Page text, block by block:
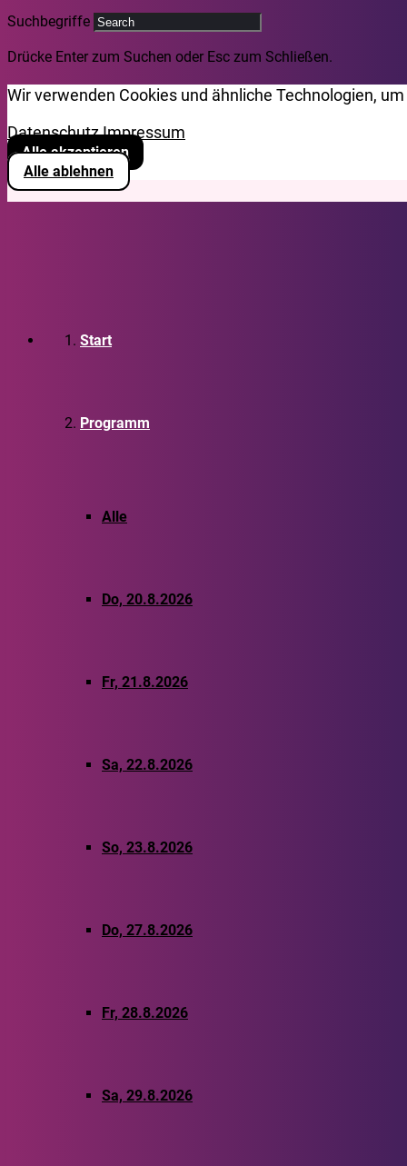
Suchbegriffe
Drücke Enter zum Suchen oder Esc zum Schließen.
Wir verwenden Cookies und ähnliche Technologien,
DatenschutzImpressum
Alle akzeptieren
Alle ablehnen
Start
Programm
Alle
Do, 20.8.2026
Fr, 21.8.2026
Sa, 22.8.2026
So, 23.8.2026
Do, 27.8.2026
Fr, 28.8.2026
Sa, 29.8.2026